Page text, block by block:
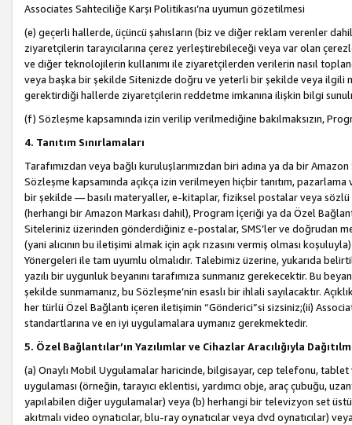
Associates Sahteciliğe Karşı Politikası’na uyumun gözetilmesi
(e) geçerli hallerde, üçüncü şahısların (biz ve diğer reklam verenler
ziyaretçilerin tarayıcılarına çerez yerleştirebileceği veya var olan
ve diğer teknolojilerin kullanımı ile ziyaretçilerden verilerin nasıl
veya başka bir şekilde Sitenizde doğru ve yeterli bir şekilde veya ilgili
gerektirdiği hallerde ziyaretçilerin reddetme imkanına ilişkin bilgi
(f) Sözleşme kapsamında izin verilip verilmediğine bakılmaksızın,
4. Tanıtım Sınırlamaları
Tarafımızdan veya bağlı kuruluşlarımızdan biri adına ya da bir
Sözleşme kapsamında açıkça izin verilmeyen hiçbir tanıtım,
bir şekilde — basılı materyaller, e-kitaplar, fiziksel postalar veya sözlü
(herhangi bir Amazon Markası dahil), Program İçeriği ya da Özel
Siteleriniz üzerinden gönderdiğiniz e-postalar, SMS’ler ve doğrudan
(yani alıcının bu iletişimi almak için açık rızasını vermiş olması
Yönergeleri ile tam uyumlu olmalıdır. Talebimiz üzerine, yukarıda
yazılı bir uygunluk beyanını tarafımıza sunmanız gerekecektir. Bu
şekilde sunmamanız, bu Sözleşme’nin esaslı bir ihlali sayılacaktır.
her türlü Özel Bağlantı içeren iletişimin “Gönderici”si sizsiniz;(ii)
standartlarına ve en iyi uygulamalara uymanız gerekmektedir.
5. Özel Bağlantılar’ın Yazılımlar ve Cihazlar Aracılığıyla
(a) Onaylı Mobil Uygulamalar haricinde, bilgisayar, cep telefonu,
uygulaması (örneğin, tarayıcı eklentisi, yardımcı obje, araç çubuğu,
yapılabilen diğer uygulamalar) veya (b) herhangi bir televizyon set
akıtmalı video oynatıcılar, blu-ray oynatıcılar veya dvd oynatıcılar)